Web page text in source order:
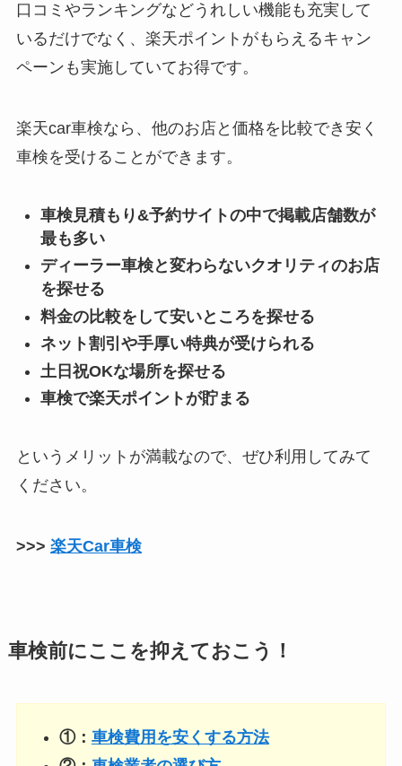
口コミやランキングなどうれしい機能も充実して
いるだけでなく、楽天ポイントがもらえるキャン
ペーンも実施していてお得です。
楽天car車検なら、他のお店と価格を比較でき安く
車検を受けることができます。
車検見積もり&予約サイトの中で掲載店舗数が
最も多い
ディーラー車検と変わらないクオリティのお店
を探せる
料金の比較をして安いところを探せる
ネット割引や手厚い特典が受けられる
土日祝OKな場所を探せる
車検で楽天ポイントが貯まる
というメリットが満載なので、ぜひ利用してみて
ください。
>>> 楽天Car車検
車検前にここを抑えておこう！
①： 車検費用を安くする方法